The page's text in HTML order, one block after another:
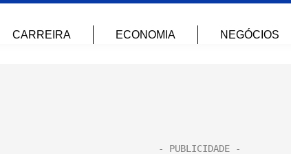
CARREIRA ECONOMIA NEGÓCIOS